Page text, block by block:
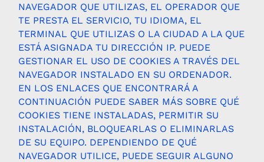
NAVEGADOR QUE UTILIZAS, EL OPERADOR QUE
TE PRESTA EL SERVICIO, TU IDIOMA, EL
TERMINAL QUE UTILIZAS O LA CIUDAD A LA QUE
ESTÁ ASIGNADA TU DIRECCIÓN IP. PUEDE
GESTIONAR EL USO DE COOKIES A TRAVÉS DEL
NAVEGADOR INSTALADO EN SU ORDENADOR.
EN LOS ENLACES QUE ENCONTRARÁ A
CONTINUACIÓN PUEDE SABER MÁS SOBRE QUÉ
COOKIES TIENE INSTALADAS, PERMITIR SU
INSTALACIÓN, BLOQUEARLAS O ELIMINARLAS
DE SU EQUIPO. DEPENDIENDO DE QUÉ
NAVEGADOR UTILICE, PUEDE SEGUIR ALGUNO